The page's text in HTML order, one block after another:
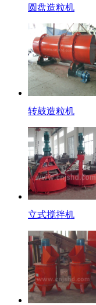
圆盘造粒机
转鼓造粒机
立式搅拌机